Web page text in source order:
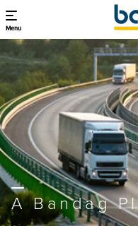
Menu
A Bandag